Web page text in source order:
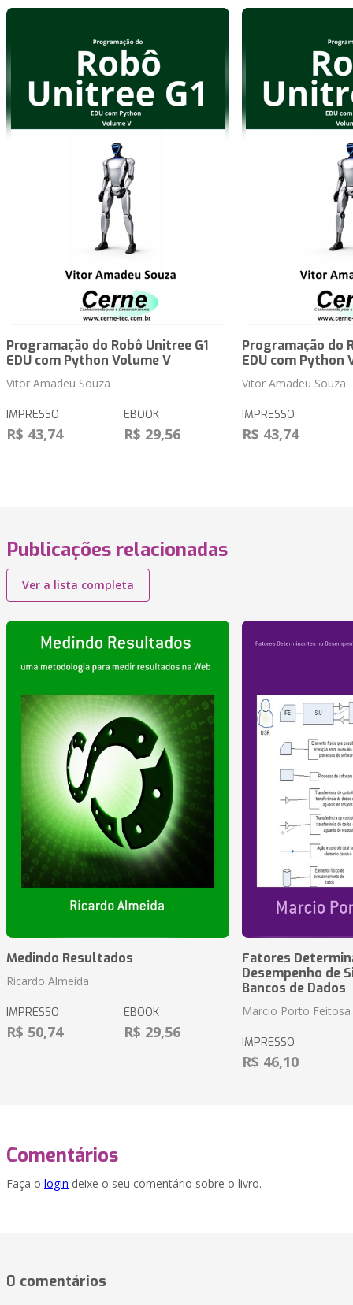
Programação do Robô Unitree G1
EDU com Python Volume V
Vitor Amadeu Souza
IMPRESSO
R$ 43,74
EBOOK
R$ 29,56
Programação do
EDU com Python
Vitor Amadeu Souza
IMPRESSO
R$ 43,74
Publicações relacionadas
Ver a lista completa
Medindo Resultados
Ricardo Almeida
IMPRESSO
R$ 50,74
EBOOK
R$ 29,56
Fatores
Desempenho de
Bancos de Dados
Marcio Porto Feitosa
IMPRESSO
R$ 46,10
Comentários
Faça o login deixe o seu comentário sobre o livro.
0 comentários